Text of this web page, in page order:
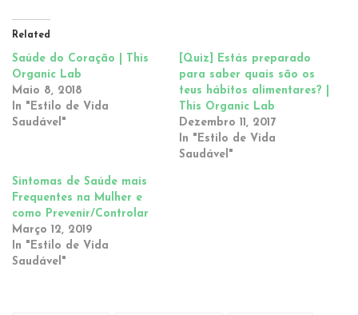
Related
Saúde do Coração | This
Organic Lab
Maio 8, 2018
In "Estilo de Vida
Saudável"
[Quiz] Estás preparado
para saber quais são os
teus hábitos alimentares? |
This Organic Lab
Dezembro 11, 2017
In "Estilo de Vida
Saudável"
Sintomas de Saúde mais
Frequentes na Mulher e
como Prevenir/Controlar
Março 12, 2019
In "Estilo de Vida
Saudável"